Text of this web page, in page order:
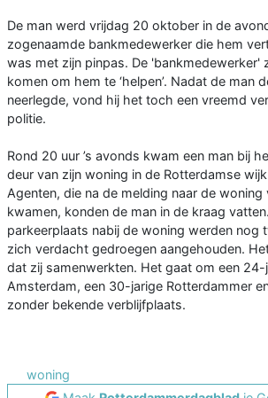
De man werd vrijdag 20 oktober in de
zogenaamde bankmedewerker die hem
was met zijn pinpas. De 'bankmedewerker'
komen om hem te ‘helpen’. Nadat de man
neerlegde, vond hij het toch een vreemd
politie.
Rond 20 uur ’s avonds kwam een man bij
deur van zijn woning in de Rotterdamse
Agenten, die na de melding naar de
kwamen, konden de man in de kraag
parkeerplaats nabij de woning werden nog
zich verdacht gedroegen aangehouden.
dat zij samenwerkten. Het gaat om een 24-
Amsterdam, een 30-jarige Rotterdammer
zonder bekende verblijfplaats.
woning